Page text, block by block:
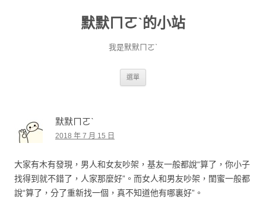
默默ㄇㄛˋ的小站
我是默默ㄇㄛˋ
選單
默默ㄇㄛˋ
2018 年 7 月 15 日
大家有木有發現，男人和女友吵架，基友一般都說“算了，你小子
找得到就不錯了，人家那麼好”。而女人和男友吵架，閨蜜一般都
說“算了，分了重新找一個，真不知道他有哪裏好”。